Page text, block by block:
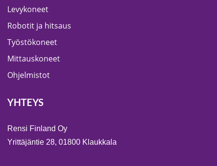
Levykoneet
Robotit ja hitsaus
Työstökoneet
Mittauskoneet
Ohjelmistot
YHTEYS
Rensi Finland Oy
Yrittäjäntie 28, 01800 Klaukkala